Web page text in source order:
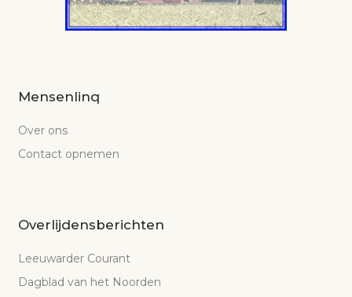
Mensenlinq
Over ons
Contact opnemen
Overlijdensberichten
Leeuwarder Courant
Dagblad van het Noorden